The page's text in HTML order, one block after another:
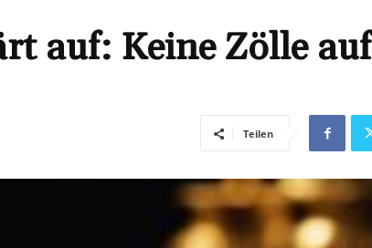
auf: Keine Zölle auf
Teilen